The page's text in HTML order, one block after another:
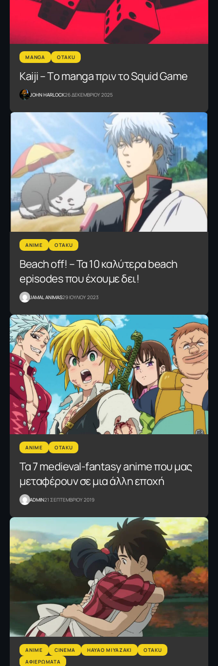
MANGA OTAKU
Kaiji – Τo manga πριν το Squid Game
JOHN HARLOCK26 ΔΕΚΕΜΒΡΙΟΥ 2025
ANIME OTAKU
Beach off! – Τα 10 καλύτερα beach
episodes που έχουμε δει!
JAMAL ANIMAS29 ΙΟΥΛΙΟΥ 2023
ANIME OTAKU
Τα 7 medieval-fantasy anime που μας
μεταφέρουν σε μια άλλη εποχή
ADMIN21 ΣΕΠΤΕΜΒΡΙΟΥ 2019
ANIME CINEMA HAYAO MIYAZAKI
OTAKU
ΑΦΙΕΡΩΜΑΤΑ